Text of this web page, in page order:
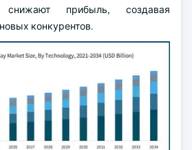
снижают прибыль, создавая
конкурентов.